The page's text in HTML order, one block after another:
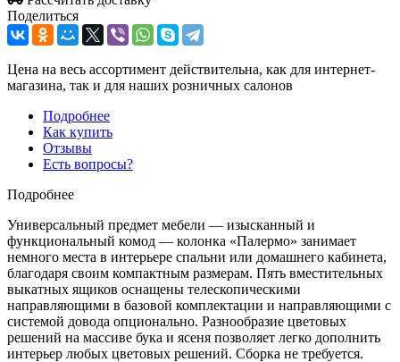
Поделиться
Цена на весь ассортимент действительна, как для интернет-
магазина, так и для наших розничных салонов
Подробнее
Как купить
Отзывы
Есть вопросы?
Подробнее
Универсальный предмет мебели — изысканный и
функциональный комод — колонка «Палермо» занимает
немного места в интерьере спальни или домашнего кабинета,
благодаря своим компактным размерам. Пять вместительных
выкатных ящиков оснащены телескопическими
направляющими в базовой комплектации и направляющими с
системой довода опционально. Разнообразие цветовых
решений на массиве бука и ясеня позволяет легко дополнить
интерьер любых цветовых решений. Сборка не требуется.